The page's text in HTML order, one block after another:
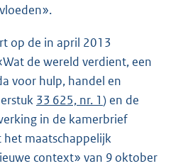
op de in april 2013
de wereld verdient, een
voor hulp, handel en
33 625, nr. 1) en de
in de kamerbrief
maatschappelijk
context» van 9 oktober